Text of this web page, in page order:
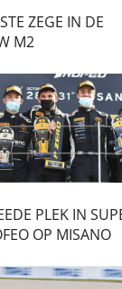
ZEGE IN DE
M2
PLEK IN
OP MISANO